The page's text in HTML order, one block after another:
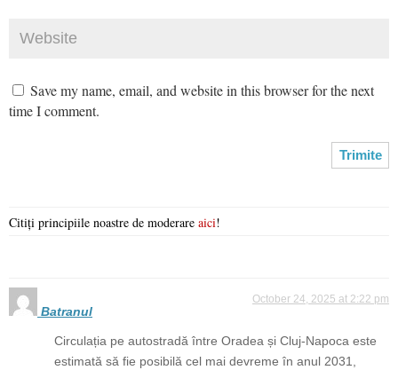
Save my name, email, and website in this browser for the next
time I comment.
Citiți principiile noastre de moderare aici!
Batranul
October 24, 2025 at 2:22 pm
Circulația pe autostradă între Oradea și Cluj-Napoca este
estimată să fie posibilă cel mai devreme în anul 2031,